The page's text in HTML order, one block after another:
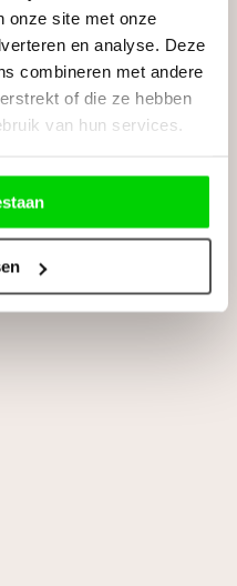
onze site met onze
en analyse. Deze
combineren met andere
of die ze hebben
van hun services.
gelden?